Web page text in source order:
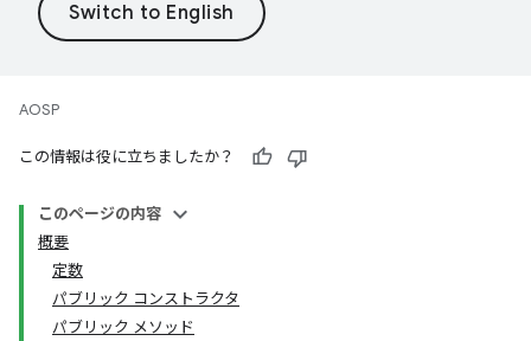
AOSP
この情報は役に立ちましたか？
このページの内容
概要
定数
パブリック コンストラクタ
パブリック メソッド